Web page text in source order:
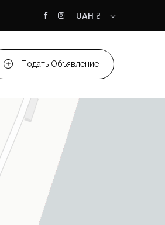
UAH ₴
Подать Объявление